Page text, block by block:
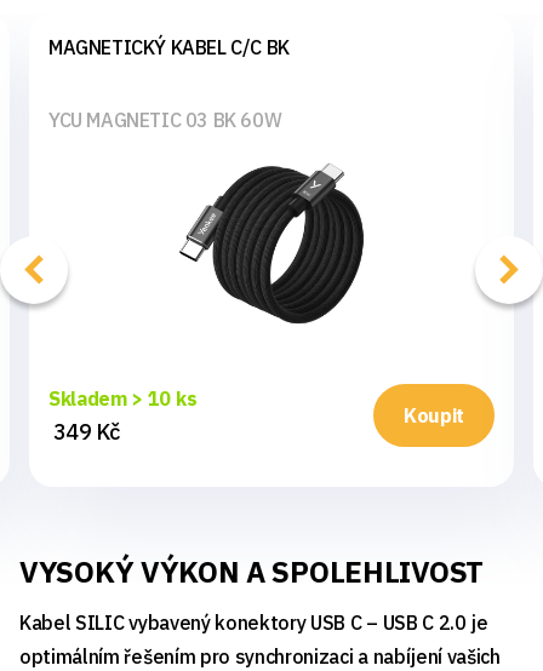
MAGNETICKÝ KABEL C/C BK
YCU MAGNETIC 03 BK 60W
Skladem > 10 ks
349 Kč
Koupit
VYSOKÝ VÝKON A SPOLEHLIVOST
Kabel SILIC vybavený konektory USB C – USB C 2.0 je
optimálním řešením pro synchronizaci a nabíjení vašich